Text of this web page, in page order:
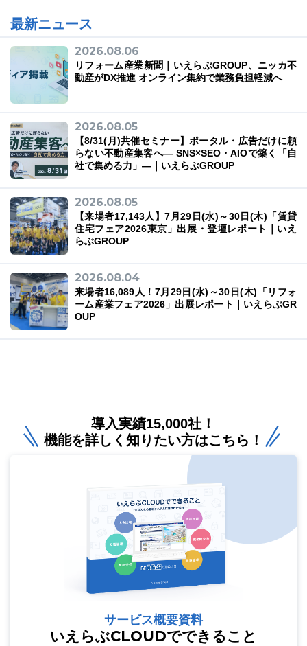
最新ニュース
2026.08.06
リフォーム産業新聞｜いえらぶGROUP、ニッカ不
動産がDX推進 オンライン集約で業務負担軽減へ
2026.08.05
【8/31(月)共催セミナー】ポータル・広告だけに頼
らない不動産集客へ― SNS×SEO・AIOで築く「自
社で集める力」―｜いえらぶGROUP
2026.08.05
【来場者17,143人】7月29日(水)～30日(木)「賃貸
住宅フェア2026東京」出展・登壇レポート｜いえ
らぶGROUP
2026.08.04
来場者16,089人！7月29日(水)～30日(木)「リフォ
ーム産業フェア2026」出展レポート｜いえらぶGR
OUP
導入実績15,000社！
機能を詳しく知りたい方はこちら！
サービス概要資料
いえらぶCLOUDでできること